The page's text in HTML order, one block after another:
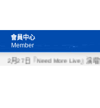
會員中心
Member
2月27日『Need More Live』演唱會